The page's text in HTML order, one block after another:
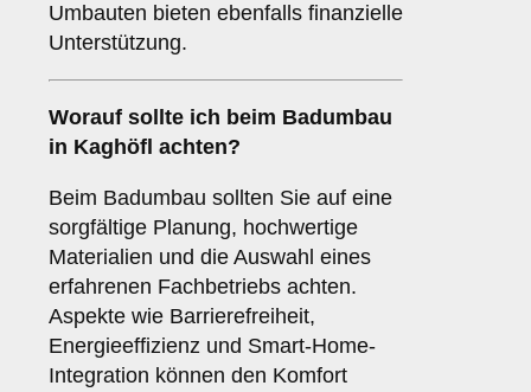
Umbauten bieten ebenfalls finanzielle
Unterstützung.
Worauf sollte ich beim Badumbau
in Kaghöfl achten?
Beim Badumbau sollten Sie auf eine
sorgfältige Planung, hochwertige
Materialien und die Auswahl eines
erfahrenen Fachbetriebs achten.
Aspekte wie Barrierefreiheit,
Energieeffizienz und Smart-Home-
Integration können den Komfort